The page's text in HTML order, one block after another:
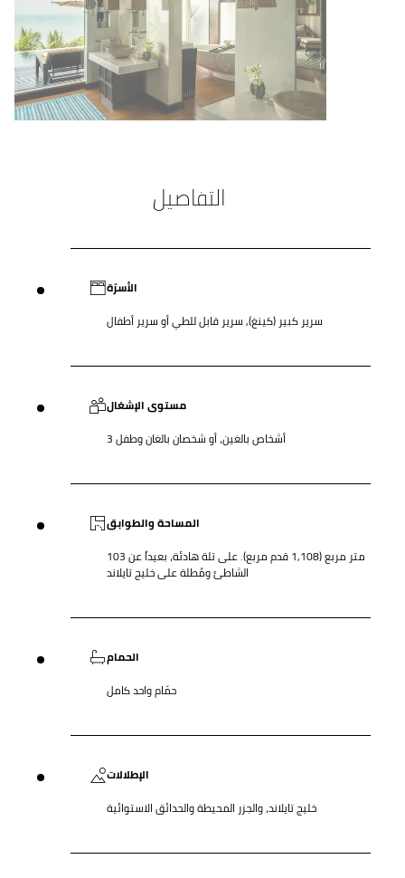
التفاصيل
الأسرّة
سرير كبير (كينغ), سرير قابل للطي أو سرير أطفال
مستوى الإشغال
3 أشخاص بالغين، أو شخصان بالغان وطفل
المساحة والطوابق
103 متر مربع (1,108 قدم مربع). على تلة هادئة، بعيداً عن
الشاطئ ومُطلة على خليج تايلاند
الحمام
حمّام واحد كامل
الإطلالات
خليج تايلاند، والجزر المحيطة والحدائق الاستوائية